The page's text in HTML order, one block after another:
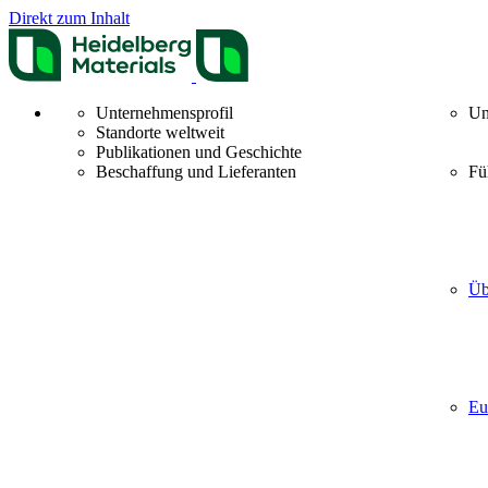
Direkt zum Inhalt
Unternehmensprofil
Standorte weltweit
Publikationen und Geschichte
Beschaffung und Lieferanten